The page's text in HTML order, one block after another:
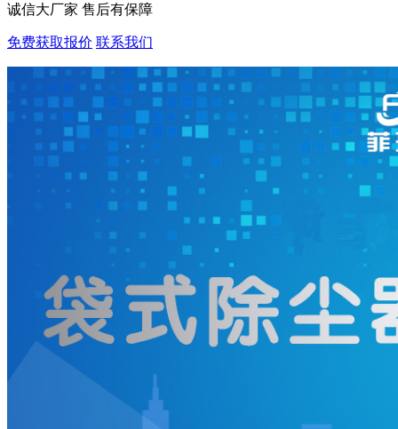
诚信大厂家 售后有保障
免费获取报价 联系我们